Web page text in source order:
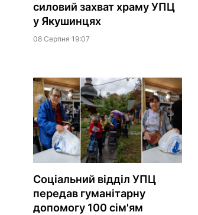
силовий захват храму УПЦ
у Якушинцях
08 Серпня 19:07
Соціальний відділ УПЦ
передав гуманітарну
допомогу 100 сім'ям